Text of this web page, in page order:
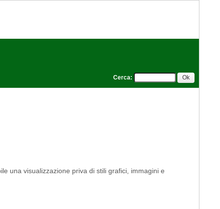
Cerca:
una visualizzazione priva di stili grafici, immagini e